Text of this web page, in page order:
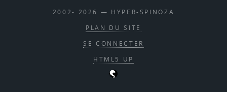
2002- 2026 — HYPER-SPINOZA
PLAN DU SITE
SE CONNECTER
HTML5 UP